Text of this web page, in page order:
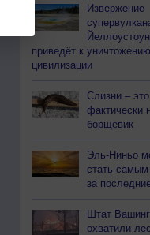
Извержение
приведёт к уничтожению
цивилизации
Слизни – это
фактически
борщевик
Эль-Ниньо
стать
за
Штат
охватили